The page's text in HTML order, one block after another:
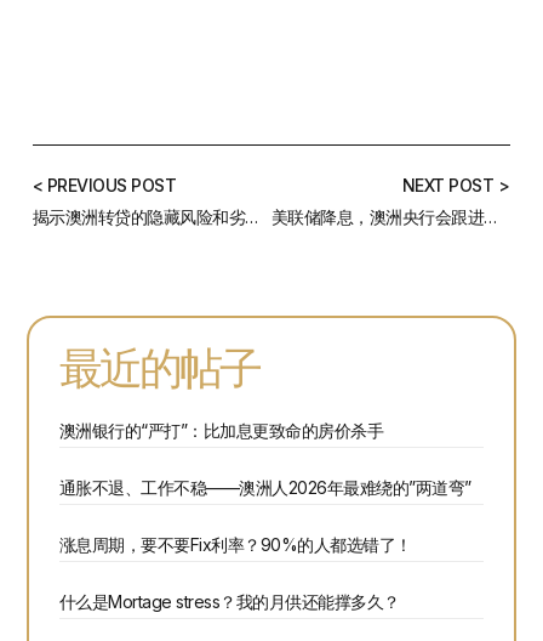
< PREVIOUS POST
揭示澳洲转贷的隐藏风险和劣势——你真的适合频繁转贷吗？
NEXT POST >
美联储降息，澳洲央行会跟进吗？利率博弈的真相！
最近的帖子
澳洲银行的“严打”：比加息更致命的房价杀手
通胀不退、工作不稳——澳洲人2026年最难绕的”两道弯”
涨息周期，要不要Fix利率？90%的人都选错了！
什么是Mortage stress？我的月供还能撑多久？